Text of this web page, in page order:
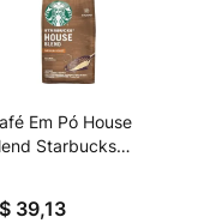
Em Pó House
Starbucks
39,13